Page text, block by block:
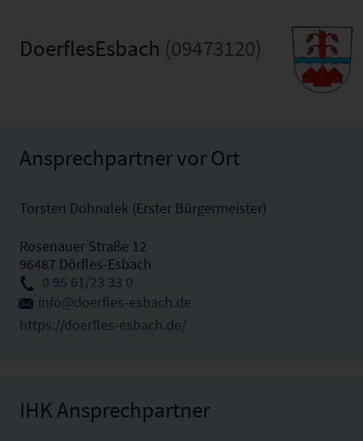
DoerflesEsbach (09473120)
Ansprechpartner vor Ort
Torsten Dohnalek (Erster Bürgermeister)
Rosenauer Straße 12
96487 Dörfles-Esbach
0 95 61/23 33 0
info@doerfles-esbach.de
https://doerfles-esbach.de/
IHK Ansprechpartner